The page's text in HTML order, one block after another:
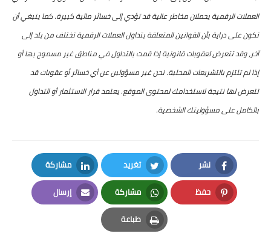
العملات الرقمية يحملان مخاطر عالية قد تؤدي إلى خسائر مالية كبيرة. كما ينبغي أن
تكون على دراية بأن القوانين المتعلقة بتداول العملات الرقمية تختلف من بلد إلى
آخر، وقد تتعرض لعقوبات قانونية إذا قمت بالتداول في مناطق غير مسموح بها أو
إذا لم تلتزم بالتشريعات المحلية. نحن غير مسؤولين عن أي خسائر أو عقوبات قد
تتعرض لها نتيجة لاستخدامك لمحتوى الموقع. يعتمد قرار الاستثمار أو التداول
بالكامل على مسؤوليتك الشخصية.
نشر
Facebook
تغريد
Twitter
مشاركة
LinkedIn
حفظ
Pinterest
مشاركة
Whatsapp
إرسال
Email
طباعة
Print